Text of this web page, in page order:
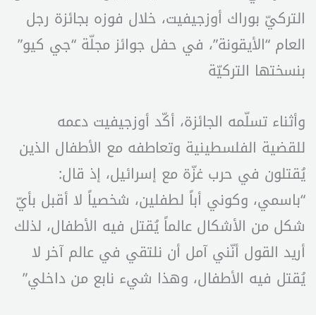
التركيّ بوراك أوزجيفيت، خلال فوزه بجائزة رجل
العام “الأيقونة”، في حفل جوائز مجلّة “جي كيو”
بنسختها التركيّة
وأثناء تسلّمه الجائزة، أكّد أوزجيفيت دعمه
للقضية الفلسطينية وتعاطفه مع الأطفال الذين
يُقتلون في حرب غزّة مع إسرائيل، إذ قال:
“باسمي، وكوني أباً لطفلين، شخصياً لا أقبل بأيّ
شكل من الأشكال عالماً يُقتل فيه الأطفال، لذلك
أريد القول أنّني آمل أن نلتقي في عالم آخر لا
يُقتل فيه الأطفال، وهذا شيء نابع من داخلي”